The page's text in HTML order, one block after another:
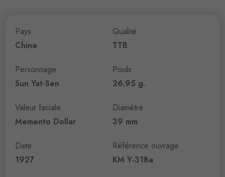
Pays
Chine
Personnage
Sun Yat-Sen
Valeur faciale
Memento Dollar
Date
1927
Qualité
TTB
Poids
26.95 g.
Diamètre
39 mm
Référence ouvrage
KM Y-318a